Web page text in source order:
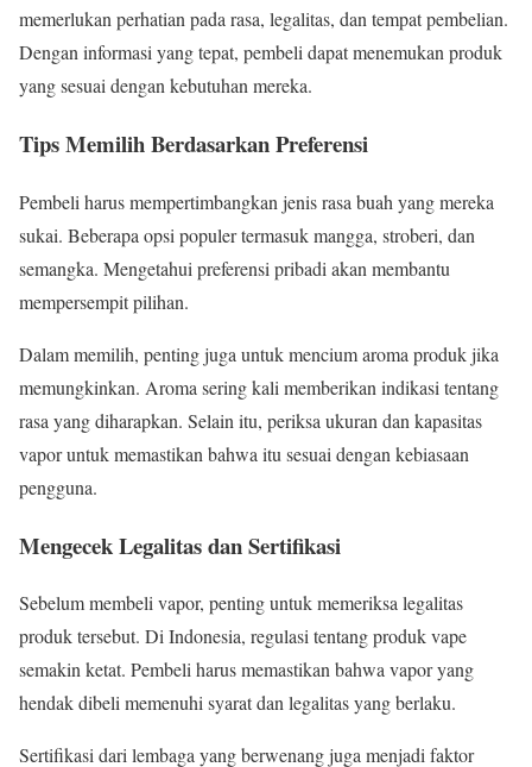
memerlukan perhatian pada rasa, legalitas, dan tempat pembelian.
Dengan informasi yang tepat, pembeli dapat menemukan produk
yang sesuai dengan kebutuhan mereka.
Tips Memilih Berdasarkan Preferensi
Pembeli harus mempertimbangkan jenis rasa buah yang mereka
sukai. Beberapa opsi populer termasuk mangga, stroberi, dan
semangka. Mengetahui preferensi pribadi akan membantu
mempersempit pilihan.
Dalam memilih, penting juga untuk mencium aroma produk jika
memungkinkan. Aroma sering kali memberikan indikasi tentang
rasa yang diharapkan. Selain itu, periksa ukuran dan kapasitas
vapor untuk memastikan bahwa itu sesuai dengan kebiasaan
pengguna.
Mengecek Legalitas dan Sertifikasi
Sebelum membeli vapor, penting untuk memeriksa legalitas
produk tersebut. Di Indonesia, regulasi tentang produk vape
semakin ketat. Pembeli harus memastikan bahwa vapor yang
hendak dibeli memenuhi syarat dan legalitas yang berlaku.
Sertifikasi dari lembaga yang berwenang juga menjadi faktor